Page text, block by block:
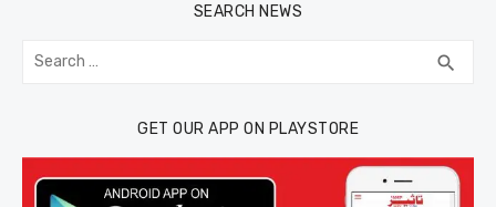
SEARCH NEWS
Search
for: search
GET OUR APP ON PLAYSTORE